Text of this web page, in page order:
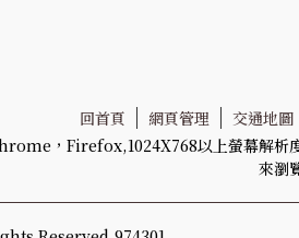
回首頁 網頁管理
交通地圖
，Firefox,1024X768以上螢幕解析
來瀏